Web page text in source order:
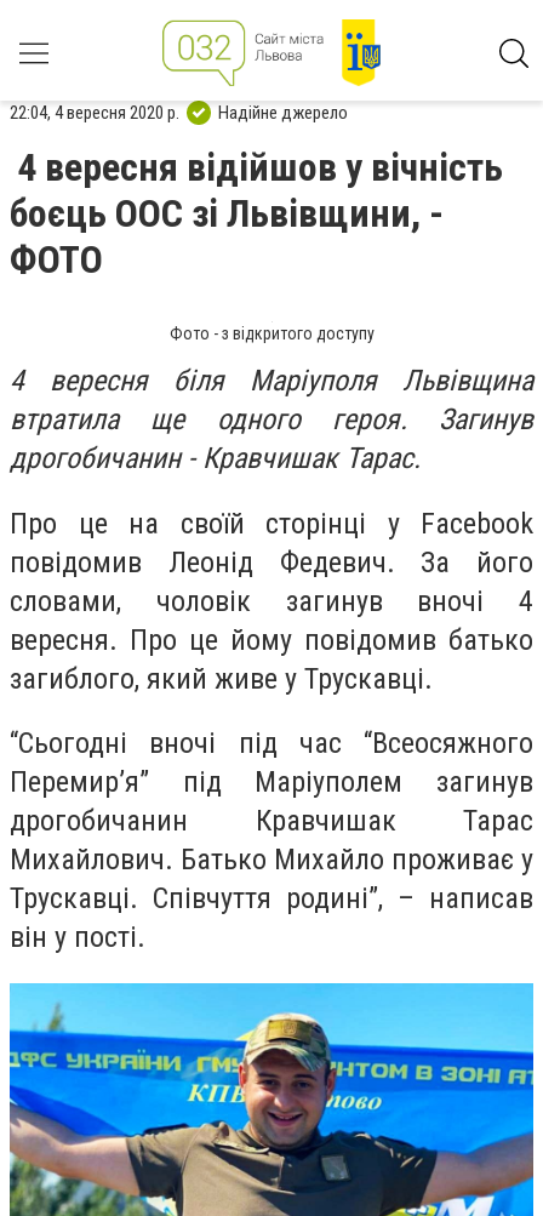
22:04, 4 вересня 2020 р. Надійне джерело
4 вересня відійшов у вічність
боєць ООС зі Львівщини, -
ФОТО
Фото - з відкритого доступу
4 вересня біля Маріуполя Львівщина
втратила ще одного героя. Загинув
дрогобичанин - Кравчишак Тарас.
Про це на своїй сторінці у Facebook
повідомив Леонід Федевич. За його
словами, чоловік загинув вночі 4
вересня. Про це йому повідомив батько
загиблого, який живе у Трускавці.
“Сьогодні вночі під час “Всеосяжного
Перемир’я” під Маріуполем загинув
дрогобичанин Кравчишак Тарас
Михайлович. Батько Михайло проживає у
Трускавці. Співчуття родині”, – написав
він у пості.